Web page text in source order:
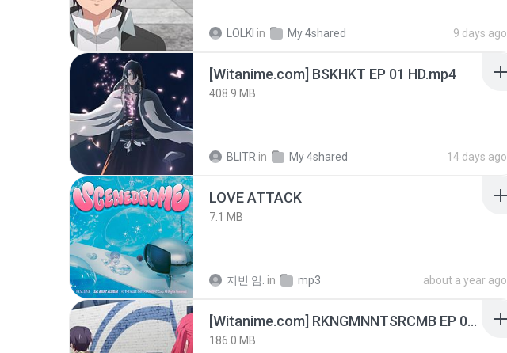
LOLKI in My 4shared 9 days ago
[Witanime.com] BSKHKT EP 01 HD.mp4
408.9 MB
BLITR in My 4shared 14 days ago
LOVE ATTACK
7.1 MB
지빈 임. in mp3 about a year ago
[Witanime.com] RKNGMNNTSRCMB EP 05 HD.mp4
186.0 MB